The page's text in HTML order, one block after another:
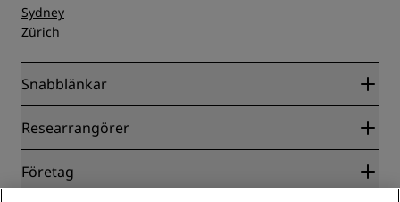
Sydney
Zürich
Snabblänkar
Radisson Rewards
Blog
Destinationer
Researrangörer
Samarbetspartners
Resebyråer
Företag